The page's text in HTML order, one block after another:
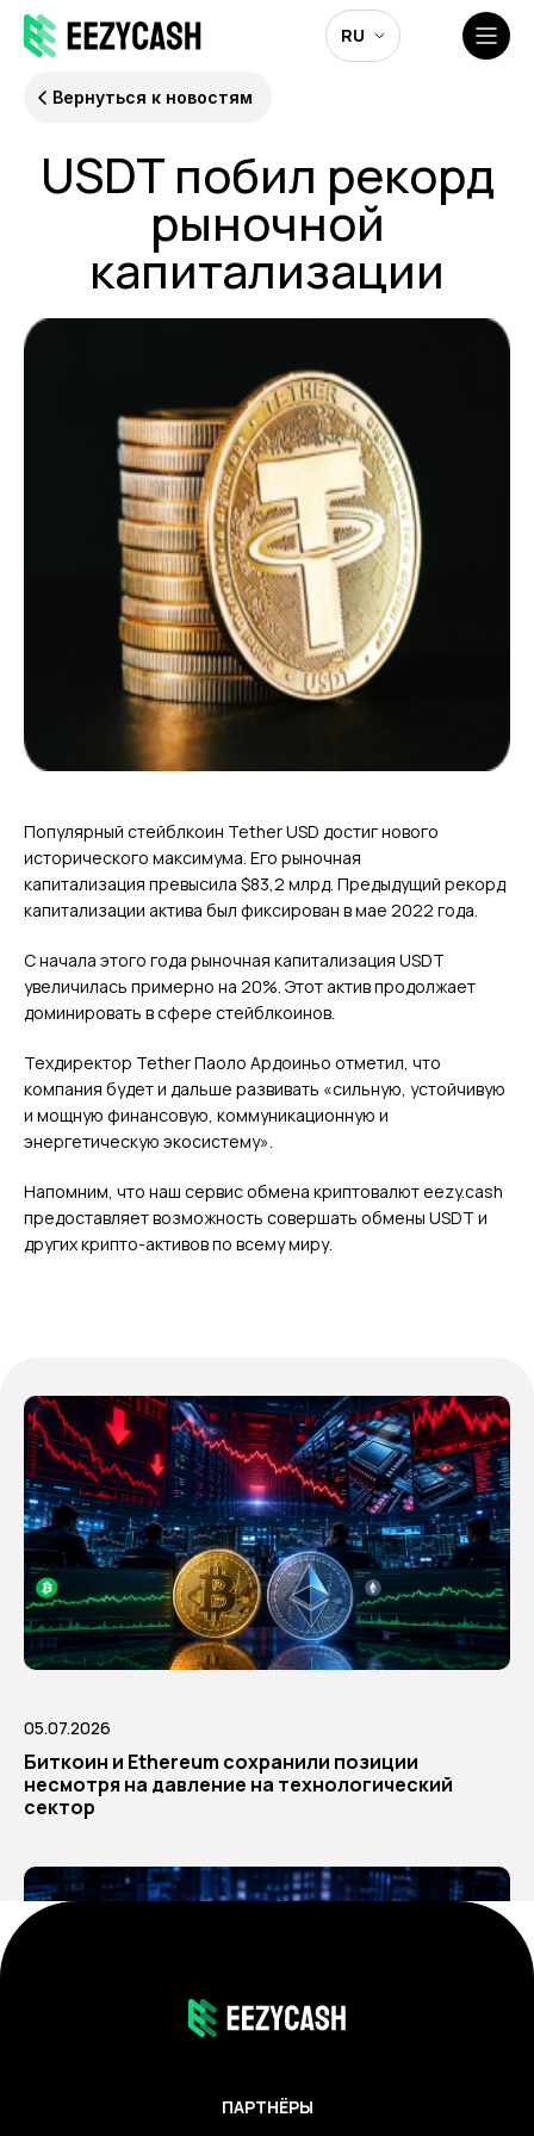
RU
Вернуться к новостям
USDT побил рекорд
рыночной
капитализации
Популярный стейблкоин Tether USD достиг нового
исторического максимума. Его рыночная
капитализация превысила $83,2 млрд. Предыдущий рекорд
капитализации актива был фиксирован в мае 2022 года.
С начала этого года рыночная капитализация USDT
увеличилась примерно на 20%. Этот актив продолжает
доминировать в сфере стейблкоинов.
Техдиректор Tether Паоло Ардоиньо отметил, что
компания будет и дальше развивать «сильную, устойчивую
и мощную финансовую, коммуникационную и
энергетическую экосистему».
Напомним, что наш сервис обмена криптовалют eezy.cash
предоставляет возможность совершать обмены USDT и
других крипто-активов по всему миру.
05.07.2026
Биткоин и Ethereum сохранили позиции
несмотря на давление на технологический
сектор
ПАРТНЁРЫ